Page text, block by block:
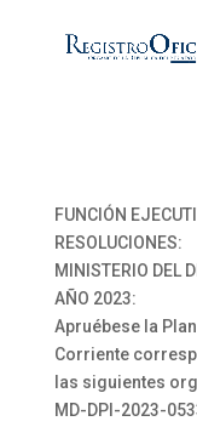
FUNCIÓN
RESOLUCIONES:
MINISTERIO DEL
AÑO 2023:
Apruébese la
Corriente
las siguientes
MD-DPI-2023-